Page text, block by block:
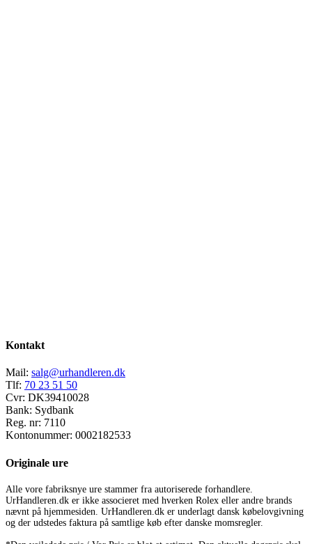
Kontakt
Mail: salg@urhandleren.dk
Tlf: 70 23 51 50
Cvr: DK39410028
Bank: Sydbank
Reg. nr: 7110
Kontonummer: 0002182533
Originale ure
Alle vore fabriksnye ure stammer fra autoriserede forhandlere.
UrHandleren.dk er ikke associeret med hverken Rolex eller andre brands
nævnt på hjemmesiden. UrHandleren.dk er underlagt dansk købelovgivning
og der udstedes faktura på samtlige køb efter danske momsregler.